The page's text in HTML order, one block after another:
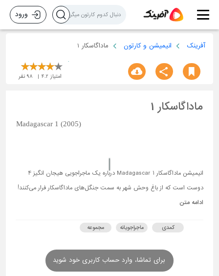
ورود
آفرینک انیمیشن و کارتون ماداگاسکار 1
امتیاز 4.2
98 نفر
ماداگاسکار 1
Madagascar 1 (2005)
انیمیشن ماداگاسکار 1 Madagascar درباره یک ماجراجویی هیجان انگیز 4
دوست است که از باغ وحش شهر به سمت جنگل‌های ماداگاسکار فرار می‌کنند!
ادامه متن
کمدی ماجراجویانه مجموعه
برای تماشا، وارد حساب کاربری خود شوید